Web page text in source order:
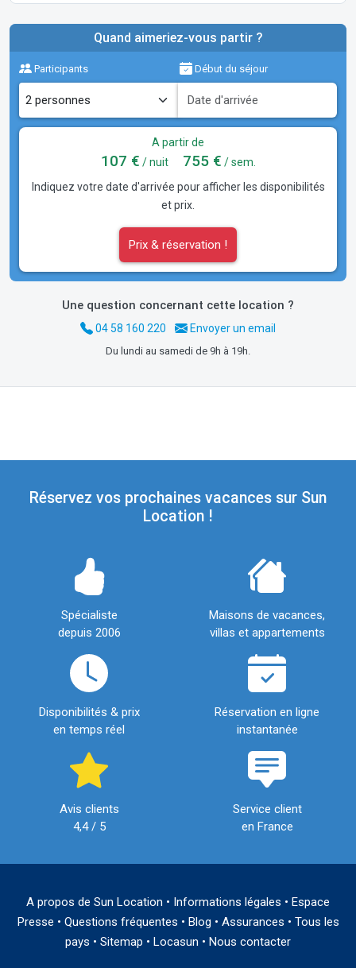
Quand aimeriez-vous partir ?
Participants Début du séjour
A partir de
107 € / nuit 755 € / sem.
Indiquez votre date d'arrivée pour afficher les disponibilités
et prix.
Prix & réservation !
Une question concernant cette location ?
04 58 160 220 Envoyer un email
Du lundi au samedi de 9h à 19h.
Réservez vos prochaines vacances sur Sun
Location !
Spécialiste
depuis 2006
Maisons de vacances,
villas et appartements
Disponibilités & prix
en temps réel
Réservation en ligne
instantanée
Avis clients
4,4 / 5
Service client
en France
A propos de Sun Location • Informations légales • Espace
Presse • Questions fréquentes • Blog • Assurances • Tous les
pays • Sitemap • Locasun • Nous contacter